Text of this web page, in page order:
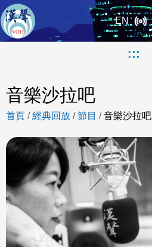
EN
:::
音樂沙拉吧
首頁 /經典回放 /節目 /音樂沙拉吧